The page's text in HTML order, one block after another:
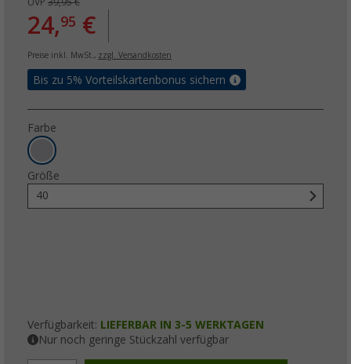
UVP 39,95 €
24,95 €
Preise inkl. MwSt., zzgl. Versandkosten
Bis zu 5% Vorteilskartenbonus sichern
Farbe
Größe
40
Verfügbarkeit: LIEFERBAR IN 3-5 WERKTAGEN
Nur noch geringe Stückzahl verfügbar